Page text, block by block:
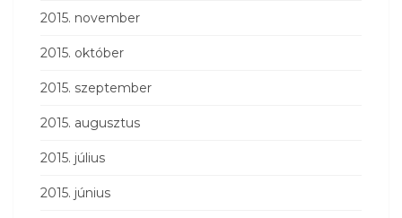
2015. november
2015. október
2015. szeptember
2015. augusztus
2015. július
2015. június